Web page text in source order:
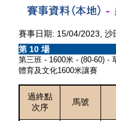
賽事日期: 15/04/2023, 沙
第 10 場
第三班 - 1600米 - (80-60) -
體育及文化1600米讓賽
過終點
次序
馬號